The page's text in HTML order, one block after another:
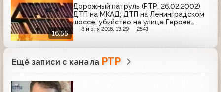
16:55
Дорожный патруль (РТР, 26.02.2002)
ДТП на МКАД; ДТП на Ленинградском
шоссе; убийство на улице Героев
Панфиловцев
8 июня 2016, 13:29 2543
Ещё записи с канала РТР